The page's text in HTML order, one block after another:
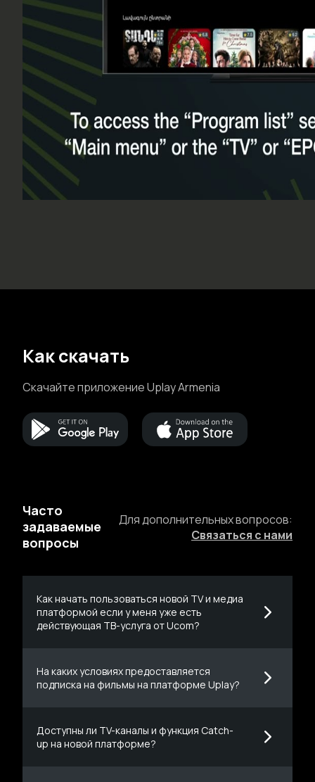
Как скачать
Скачайте приложение Uplay Armenia
Часто
задаваемые
вопросы
Для дополнительных вопросов:
Связаться с нами
Как начать пользоваться новой ТV и медиа
платформой если у меня уже есть
действующая ТВ-услуга от Ucom?
На каких условиях предоставляется
подписка на фильмы на платформе Uplay?
Доступны ли ТV-каналы и функция Catch-
up на новой платформе?